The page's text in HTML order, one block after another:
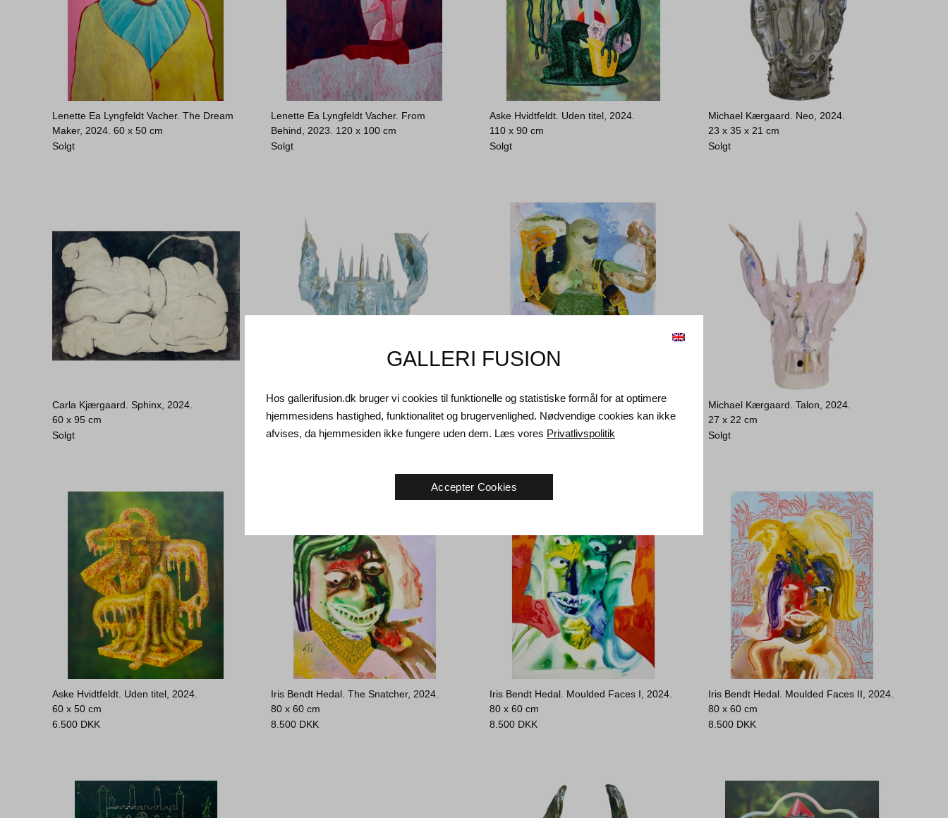
Lenette Ea Lyngfeldt Vacher. The Dream
Maker, 2024.60 x 50 cm
Solgt
Lenette Ea Lyngfeldt Vacher. From
Behind, 2023. 120 x 100 cm
Solgt
Aske Hvidtfeldt. Uden titel, 2024.
110 x 90 cm
Solgt
Michael Kærgaard. Neo, 2024.
23 x 35 x 21 cm
Solgt
Carla Kjærgaard. Sphinx, 2024.
60 x 95 cm
Solgt
Michael Kærgaard. Galon, 2024.
21 x 19 cm
Solgt
Iris Bendt Hedal. Game Changer, 2024.
130 x 100 cm
Solgt
Michael Kærgaard. Talon, 2024.
27 x 22 cm
Solgt
Aske Hvidtfeldt. Uden titel, 2024.
60 x 50 cm
6.500 DKK
Iris Bendt Hedal. The Snatcher, 2024.
80 x 60 cm
8.500 DKK
Iris Bendt Hedal. Moulded Faces I, 2024.
80 x 60 cm
8.500 DKK
Iris Bendt Hedal. Moulded Faces II, 2024.
80 x 60 cm
8.500 DKK
GALLERI FUSION
Hos gallerifusion.dk bruger vi cookies til funktionelle og statistiske formål for at optimere
hjemmesidens hastighed, funktionalitet og brugervenlighed. Nødvendige cookies kan ikke
afvises, da hjemmesiden ikke fungere uden dem. Læs vores Privatlivspolitik
Accepter Cookies